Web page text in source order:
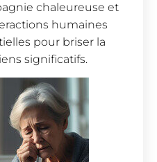
chaleureuse et
humaines
pour briser la
significatifs.